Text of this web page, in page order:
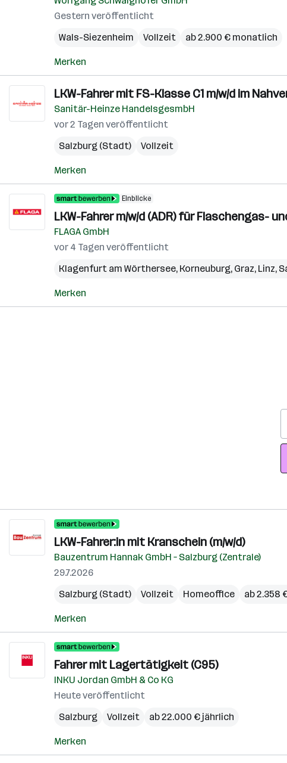
Gestern veröffentlicht
Wals-Siezenheim
Vollzeit ab 2.900 € monatlich
Merken
LKW-Fahrer mit FS-Klasse C1 m/w/d im
Sanitär-Heinze HandelsgesmbH
vor 2 Tagen veröffentlicht
Salzburg (Stadt)
Vollzeit
Merken
Einblicke
LKW-Fahrer m/w/d (ADR) für Flaschengas-
FLAGA GmbH
vor 4 Tagen veröffentlicht
Klagenfurt am Wörthersee, Korneuburg, Graz, Linz,
Merken
LKW-Fahrer:in mit Kranschein (m/w/d)
Bauzentrum Hannak GmbH – Salzburg (Zentrale)
29.7.2026
Salzburg (Stadt)
Vollzeit Homeoffice ab 2.358
Merken
Fahrer mit Lagertätigkeit (C95)
INKU Jordan GmbH & Co KG
Heute veröffentlicht
Salzburg
Vollzeit ab 22.000 € jährlich
Merken